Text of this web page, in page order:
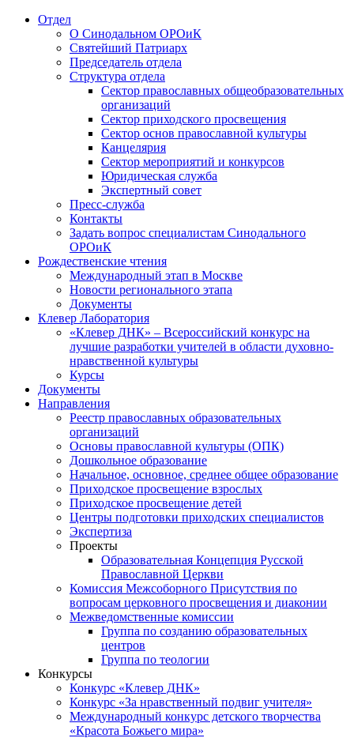
Отдел
О Синодальном ОРОиК
Святейший Патриарх
Председатель отдела
Структура отдела
Сектор православных общеобразовательных
организаций
Сектор приходского просвещения
Сектор основ православной культуры
Канцелярия
Сектор мероприятий и конкурсов
Юридическая служба
Экспертный совет
Пресс-служба
Контакты
Задать вопрос специалистам Синодального
ОРОиК
Рождественские чтения
Международный этап в Москве
Новости регионального этапа
Документы
Клевер Лаборатория
«Клевер ДНК» – Всероссийский конкурс на
лучшие разработки учителей в области духовно-
нравственной культуры
Курсы
Документы
Направления
Реестр православных образовательных
организаций
Основы православной культуры (ОПК)
Дошкольное образование
Начальное, основное, среднее общее образование
Приходское просвещение взрослых
Приходское просвещение детей
Центры подготовки приходских специалистов
Экспертиза
Проекты
Образовательная Концепция Русской
Православной Церкви
Комиссия Межсоборного Присутствия по
вопросам церковного просвещения и диаконии
Межведомственные комиссии
Группа по созданию образовательных
центров
Группа по теологии
Конкурсы
Конкурс «Клевер ДНК»
Конкурс «За нравственный подвиг учителя»
Международный конкурс детского творчества
«Красота Божьего мира»